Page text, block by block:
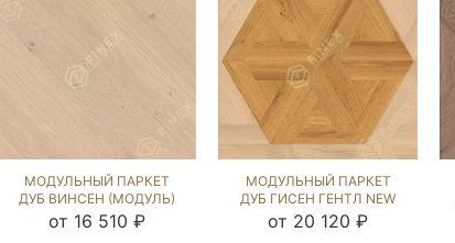
МОДУЛЬНЫЙ ПАРКЕТ
ДУБ ВИНСЕН (МОДУЛЬ)
КАРЛАЙЛ NEW
(BRUSHED) 123153
от 16 510 ₽
МОДУЛЬНЫЙ ПАРКЕТ
ДУБ ГИСЕН ГЕНТЛ NEW
(BRUSHED) 1043619
от 20 120 ₽